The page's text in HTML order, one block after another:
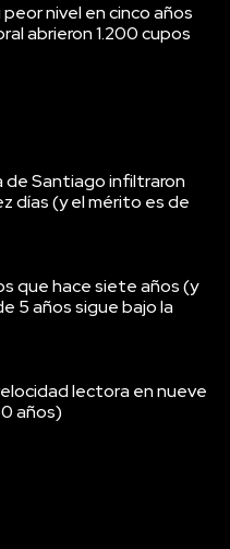
nivel en cinco años
abrieron 1.200 cupos
de Santiago infiltraron
días (y el mérito es de
que hace siete años (y
5 años sigue bajo la
lectora en nueve
años)